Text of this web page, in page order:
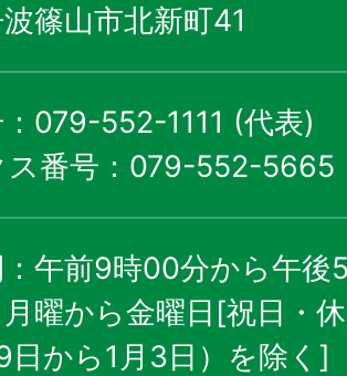
篠山市北新町41
079-552-1111 (代表)
ス番号：079-552-5665
午前9時00分から午後
曜から金曜日[祝日・
日から1月3日）を除く]